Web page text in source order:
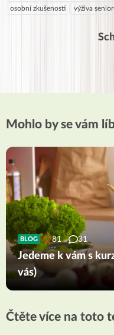
osobní zkušenosti
výživa
Mohlo by se vám
BLOG 81 31
Jedeme k vám s
vás)
Čtěte více na toto